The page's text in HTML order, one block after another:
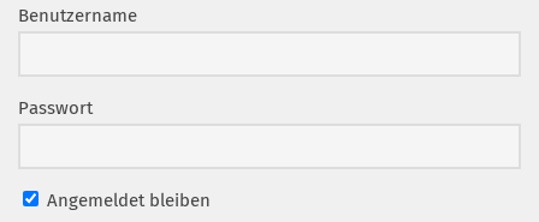
Benutzername
Passwort
Angemeldet bleiben